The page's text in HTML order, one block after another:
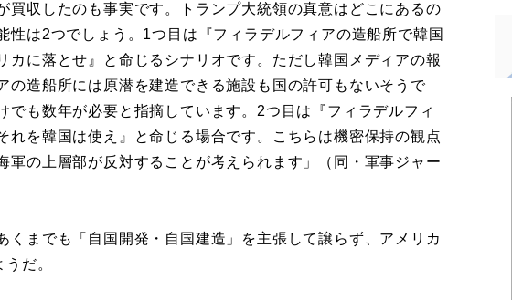
買収したのも事実です。トランプ大統領の真意はどこにあるの
性は2つでしょう。1つ目は『フィラデルフィアの造船所で韓国
カに落とせ』と命じるシナリオです。ただし韓国メディアの報
の造船所には原潜を建造できる施設も国の許可もないそうで
でも数年が必要と指摘しています。2つ目は『フィラデルフィ
れを韓国は使え』と命じる場合です。こちらは機密保持の観点
軍の上層部が反対することが考えられます」（同・軍事ジャー
までも「自国開発・自国建造」を主張して譲らず、アメリカ
だ。